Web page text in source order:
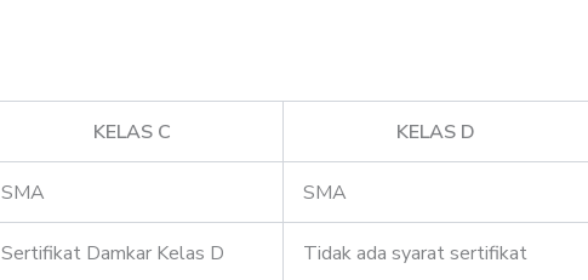
KELAS C KELAS D
SMA SMA
Sertifikat Damkar Kelas D Tidak ada syarat sertifikat